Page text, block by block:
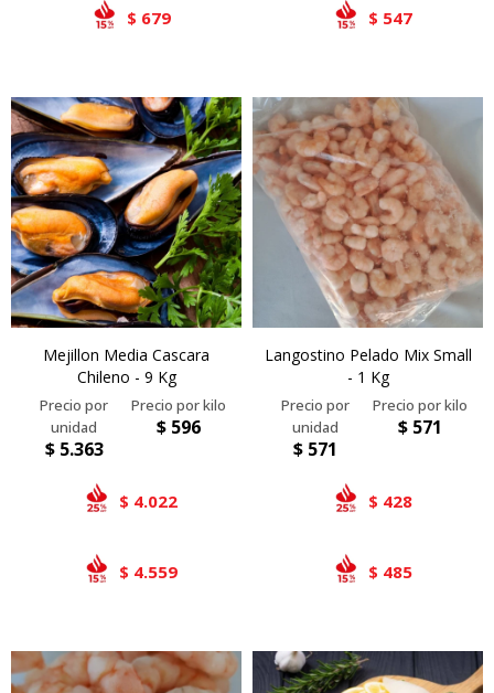
$ 679 $ 547
Mejillon Media Cascara
Chileno - 9 Kg
$ 5.363
$ 596
$ 4.022
$ 4.559
Langostino Pelado Mix Small
- 1 Kg
$ 571
$ 571
$ 428
$ 485